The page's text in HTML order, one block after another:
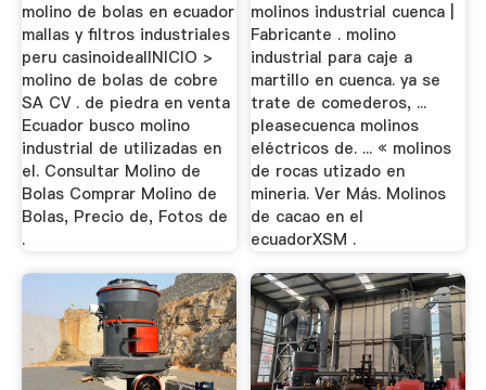
molino de bolas en ecuador
mallas y filtros industriales
peru casinoidealINICIO >
molino de bolas de cobre
SA CV . de piedra en venta
Ecuador busco molino
industrial de utilizadas en
el. Consultar Molino de
Bolas Comprar Molino de
Bolas, Precio de, Fotos de
.
molinos industrial cuenca |
Fabricante . molino
industrial para caje a
martillo en cuenca. ya se
trate de comederos, ...
pleasecuenca molinos
eléctricos de. ... « molinos
de rocas utizado en
mineria. Ver Más. Molinos
de cacao en el
ecuadorXSM .